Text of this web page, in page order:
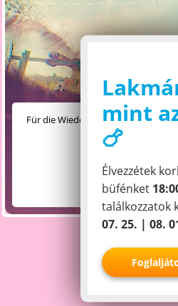
Für die Wiedergabe dieses Videos
Ihre Präferenzen bei
mint
🍗
Élvezzétek
büfénket
találkozzatok
07. 25. | 08.